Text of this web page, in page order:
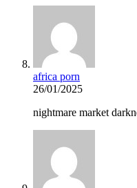
africa porn
26/01/2025
nightmare market